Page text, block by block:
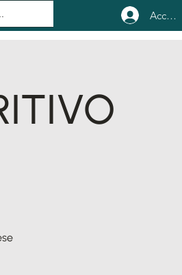
Accedi